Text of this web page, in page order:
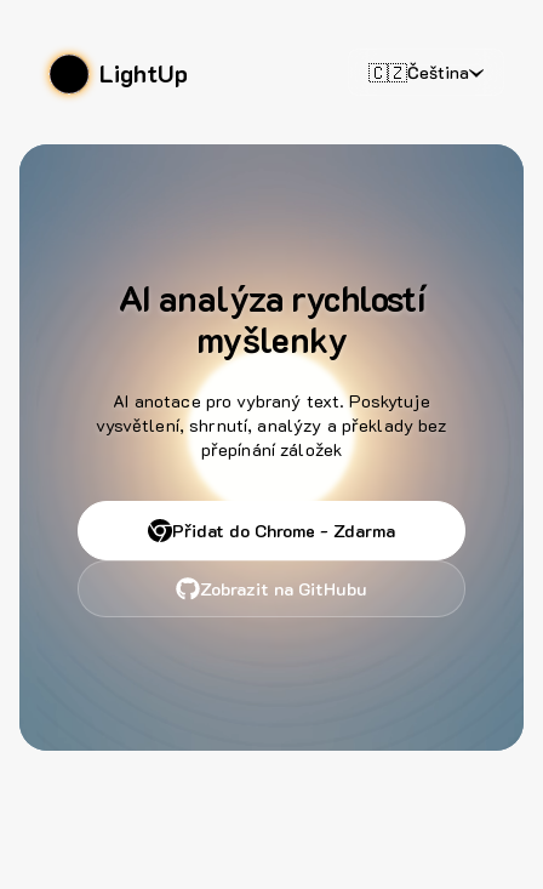
LightUp 🇨🇿Čeština
AI analýza rychlostí
myšlenky
AI anotace pro vybraný text. Poskytuje
vysvětlení, shrnutí, analýzy a překlady bez
přepínání záložek
Přidat do Chrome - Zdarma
Zobrazit na GitHubu